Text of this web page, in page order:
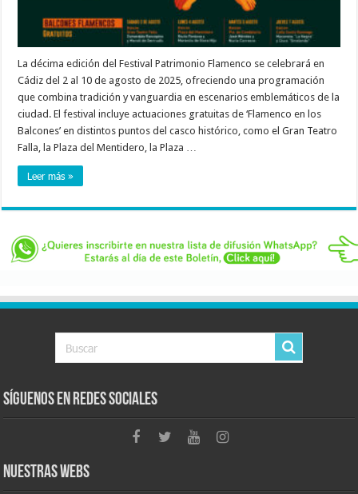
La décima edición del Festival Patrimonio Flamenco se celebrará en
Cádiz del 2 al 10 de agosto de 2025, ofreciendo una programación
que combina tradición y vanguardia en escenarios emblemáticos de la
ciudad. El festival incluye actuaciones gratuitas de ‘Flamenco en los
Balcones’ en distintos puntos del casco histórico, como el Gran Teatro
Falla, la Plaza del Mentidero, la Plaza …
Leer más »
Síguenos en Redes Sociales
Nuestras Webs